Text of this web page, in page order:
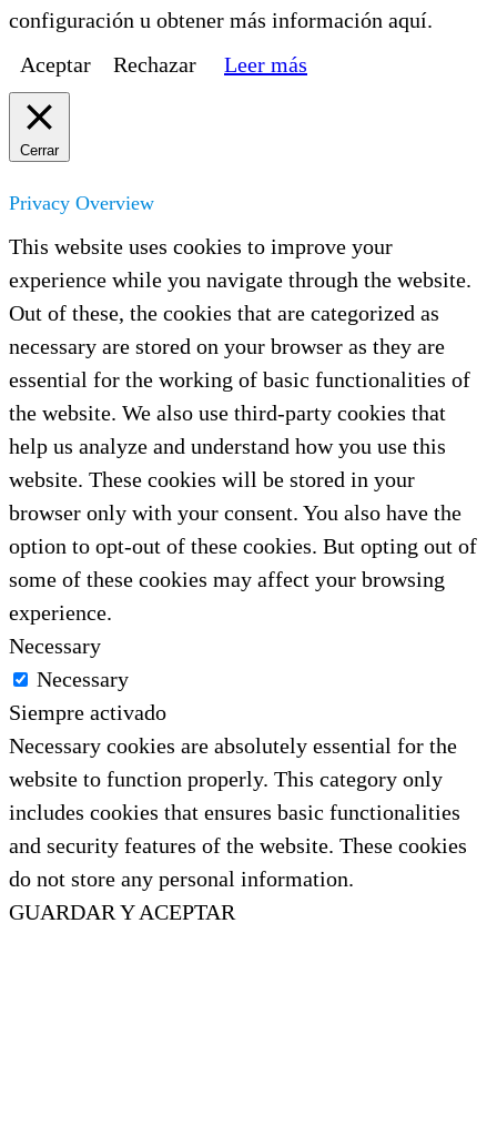
configuración u obtener más información aquí.
Aceptar
Rechazar Leer más
Cerrar
Privacy Overview
This website uses cookies to improve your
experience while you navigate through the website.
Out of these, the cookies that are categorized as
necessary are stored on your browser as they are
essential for the working of basic functionalities of
the website. We also use third-party cookies that
help us analyze and understand how you use this
website. These cookies will be stored in your
browser only with your consent. You also have the
option to opt-out of these cookies. But opting out of
some of these cookies may affect your browsing
experience.
Necessary
Necessary
Siempre activado
Necessary cookies are absolutely essential for the
website to function properly. This category only
includes cookies that ensures basic functionalities
and security features of the website. These cookies
do not store any personal information.
GUARDAR Y ACEPTAR